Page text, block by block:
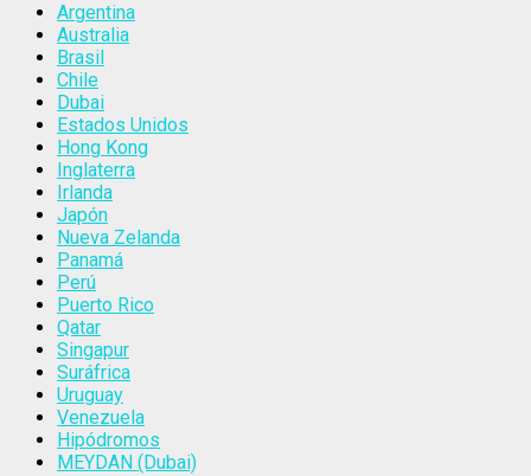
Argentina
Australia
Brasil
Chile
Dubai
Estados Unidos
Hong Kong
Inglaterra
Irlanda
Japón
Nueva Zelanda
Panamá
Perú
Puerto Rico
Qatar
Singapur
Suráfrica
Uruguay
Venezuela
Hipódromos
MEYDAN (Dubai)